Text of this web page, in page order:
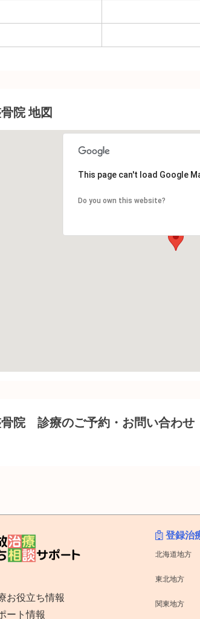
院 地図
This page can't load Google
Do you own this website?
院 診療のご予約・お問い合わせ
お役立ち情報
ート情報
登録治
北海道地方
東北地方
関東地方